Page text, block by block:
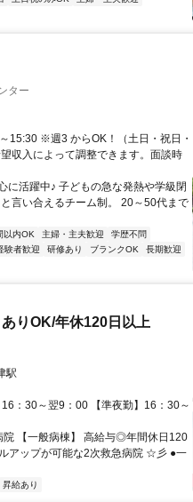
ター
15:30 ※週3 からOK！（土日・祝日・
収入によって調整できます。面談時
活躍中♪ 子どもの急な発熱や学級閉
言い合えるチーム制。 20～50代まで
以内OK 主婦・主夫歓迎
学歴不問
験者歓迎 研修あり ブランクOK
長期歓迎
りOK/年休120日以上
駅
：30～翌9：00 【準夜勤】16：30～
院 【一般病棟】 高給与◎年間休日120
アップが可能な2次救急病院 ☆彡 ●一
昇給あり